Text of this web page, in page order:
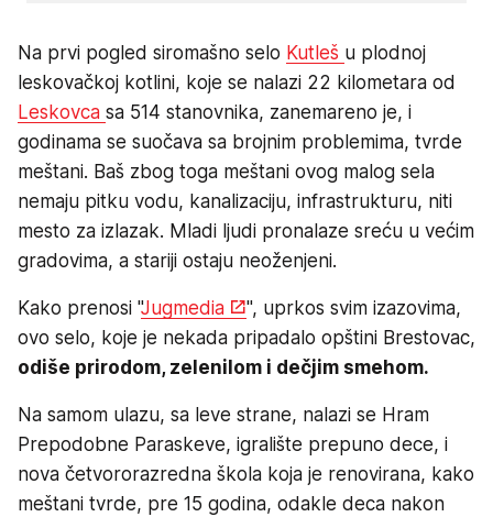
Na prvi pogled siromašno selo Kutleš u plodnoj
leskovačkoj kotlini, koje se nalazi 22 kilometara od
Leskovca sa 514 stanovnika, zanemareno je, i
godinama se suočava sa brojnim problemima, tvrde
meštani. Baš zbog toga meštani ovog malog sela
nemaju pitku vodu, kanalizaciju, infrastrukturu, niti
mesto za izlazak. Mladi ljudi pronalaze sreću u većim
gradovima, a stariji ostaju neoženjeni.
Kako prenosi "Jugmedia
", uprkos svim izazovima,
ovo selo, koje je nekada pripadalo opštini Brestovac,
odiše prirodom, zelenilom i dečjim smehom.
Na samom ulazu, sa leve strane, nalazi se Hram
Prepodobne Paraskeve, igralište prepuno dece, i
nova četvororazredna škola koja je renovirana, kako
meštani tvrde, pre 15 godina, odakle deca nakon